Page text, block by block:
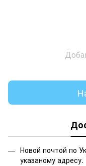
Новой почтой по
указаному адресу.